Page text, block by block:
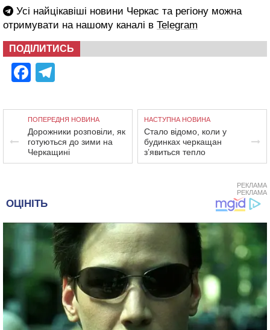
Усі найцікавіші новини Черкас та регіону можна
отримувати на нашому каналі в Telegram
ПОДІЛИТИСЬ
Facebook
ПОПЕРЕДНЯ НОВИНА
Дорожники розповіли, як
готуються до зими на
Черкащині
НАСТУПНА НОВИНА
Стало відомо, коли у
будинках черкащан
з’явиться тепло
РЕКЛАМА
РЕКЛАМА